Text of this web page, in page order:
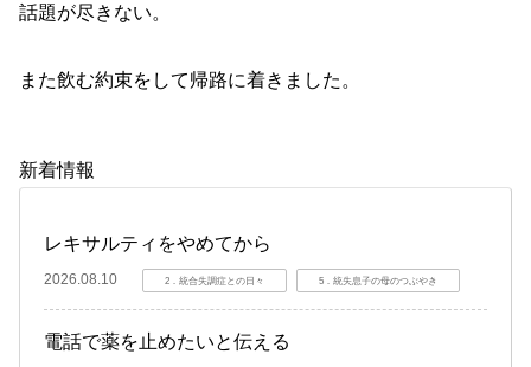
話題が尽きない。
また飲む約束をして帰路に着きました。
新着情報
レキサルティをやめてから
2026.08.10 2．統合失調症との日々 5．統失息子の母のつぶやき
電話で薬を止めたいと伝える